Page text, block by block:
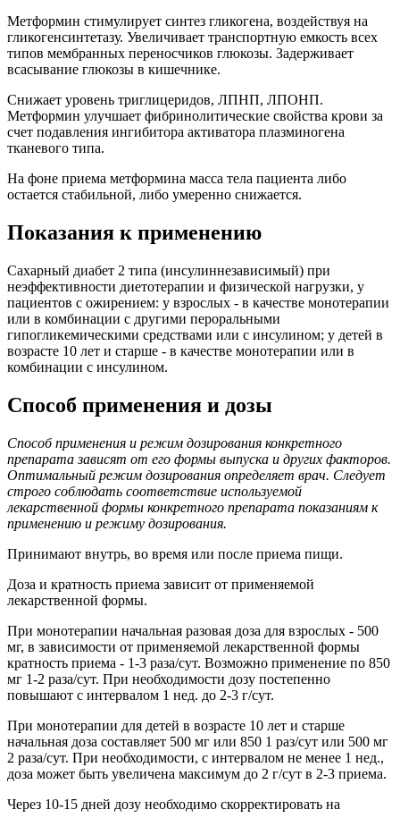
Метформин стимулирует синтез гликогена, воздействуя на
гликогенсинтетазу. Увеличивает транспортную емкость всех
типов мембранных переносчиков глюкозы. Задерживает
всасывание глюкозы в кишечнике.
Снижает уровень триглицеридов, ЛПНП, ЛПОНП.
Метформин улучшает фибринолитические свойства крови за
счет подавления ингибитора активатора плазминогена
тканевого типа.
На фоне приема метформина масса тела пациента либо
остается стабильной, либо умеренно снижается.
Показания к применению
Сахарный диабет 2 типа (инсулиннезависимый) при
неэффективности диетотерапии и физической нагрузки, у
пациентов с ожирением: у взрослых - в качестве монотерапии
или в комбинации с другими пероральными
гипогликемическими средствами или с инсулином; у детей в
возрасте 10 лет и старше - в качестве монотерапии или в
комбинации с инсулином.
Способ применения и дозы
Способ применения и режим дозирования конкретного
препарата зависят от его формы выпуска и других факторов.
Оптимальный режим дозирования определяет врач. Следует
строго соблюдать соответствие используемой
лекарственной формы конкретного препарата показаниям к
применению и режиму дозирования.
Принимают внутрь, во время или после приема пищи.
Доза и кратность приема зависит от применяемой
лекарственной формы.
При монотерапии начальная разовая доза для взрослых - 500
мг, в зависимости от применяемой лекарственной формы
кратность приема - 1-3 раза/сут. Возможно применение по 850
мг 1-2 раза/сут. При необходимости дозу постепенно
повышают с интервалом 1 нед. до 2-3 г/сут.
При монотерапии для детей в возрасте 10 лет и старше
начальная доза составляет 500 мг или 850 1 раз/сут или 500 мг
2 раза/сут. При необходимости, с интервалом не менее 1 нед.,
доза может быть увеличена максимум до 2 г/сут в 2-3 приема.
Через 10-15 дней дозу необходимо скорректировать на